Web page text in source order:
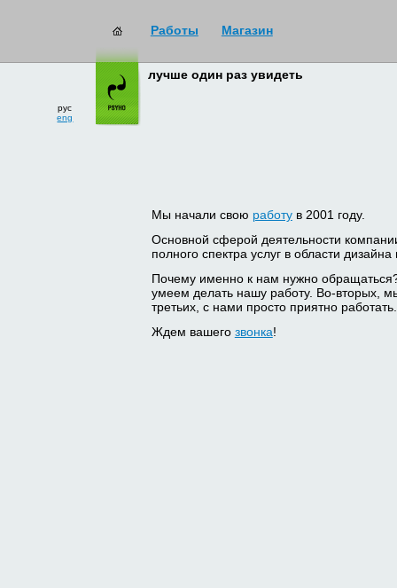
Работы Магазин
рус
eng
лучше один раз увидеть
Мы начали свою работув 2001 году.
Основной сферой деятельности
полного спектра услуг в области
Почему именно к нам нужно
умеем делать нашу работу. Во-вторых,
третьих, с нами просто приятно работать.
Ждем вашего звонка!